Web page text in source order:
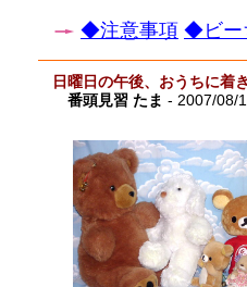
◆注意事項 ◆ビー
日曜日の午後、おうちに着
番頭見習 たま - 2007/08/